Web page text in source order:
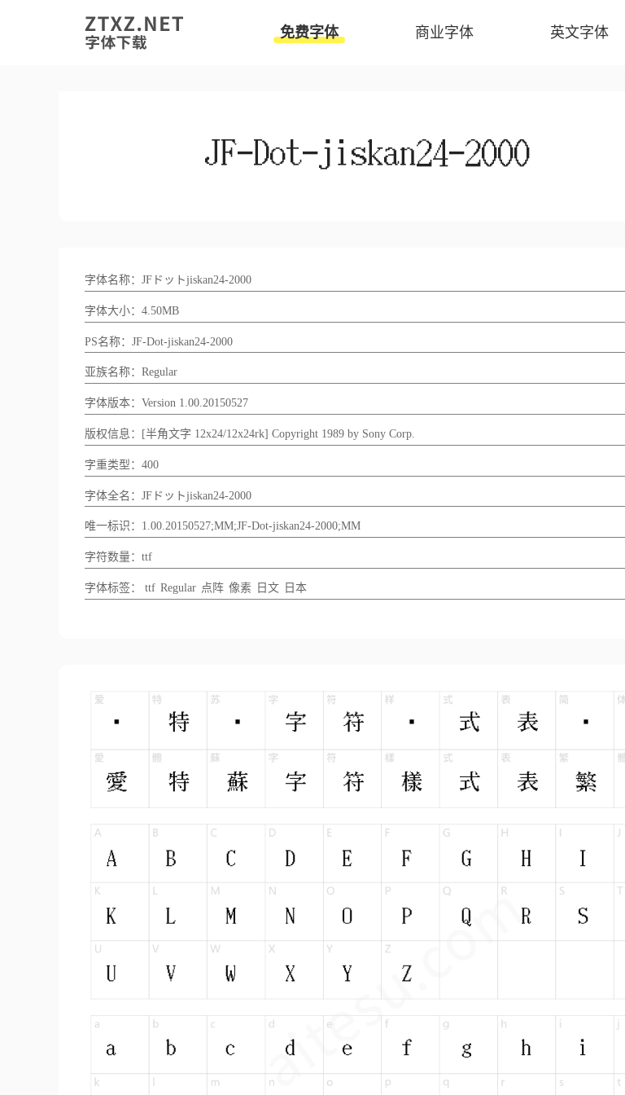
免费字体 商业字体 英文字体
字体名称：JFドットjiskan24-2000
字体大小：4.50MB
PS名称：JF-Dot-jiskan24-2000
亚族名称：Regular
字体版本：Version 1.00.20150527
版权信息：[半角文字 12x24/12x24rk] Copyright 1989 by Sony Corp.
字重类型：400
字体全名：JFドットjiskan24-2000
唯一标识：1.00.20150527;MM;JF-Dot-jiskan24-2000;MM
字符数量：ttf
字体标签： ttf Regular 点阵 像素 日文 日本